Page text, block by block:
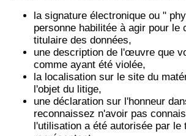
la signature électronique ou "
personne habilitée à agir pour le
titulaire des données,
une description de l'œuvre que
comme ayant été violée,
la localisation sur le site du
l'objet du litige,
une déclaration sur l'honneur
reconnaissez n'avoir pas
l'utilisation a été autorisée par le